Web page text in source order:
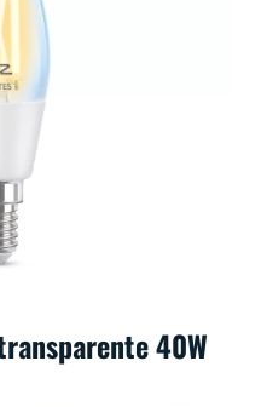
40W